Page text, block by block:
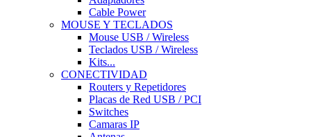
Cable Power
MOUSE Y TECLADOS
Mouse USB / Wireless
Teclados USB / Wireless
Kits...
CONECTIVIDAD
Routers y Repetidores
Placas de Red USB / PCI
Switches
Camaras IP